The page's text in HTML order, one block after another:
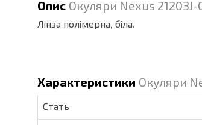
Опис Окуляри Nexus 21203J-
Лінза полімерна, біла.
Характеристики Окуляри
Стать